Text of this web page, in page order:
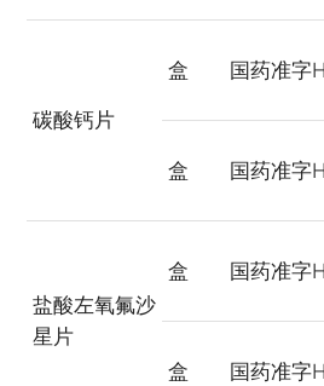
碳酸钙片
盒 国药准字
盒 国药准字
盐酸左氧氟沙
星片
盒 国药准字
盒 国药准字